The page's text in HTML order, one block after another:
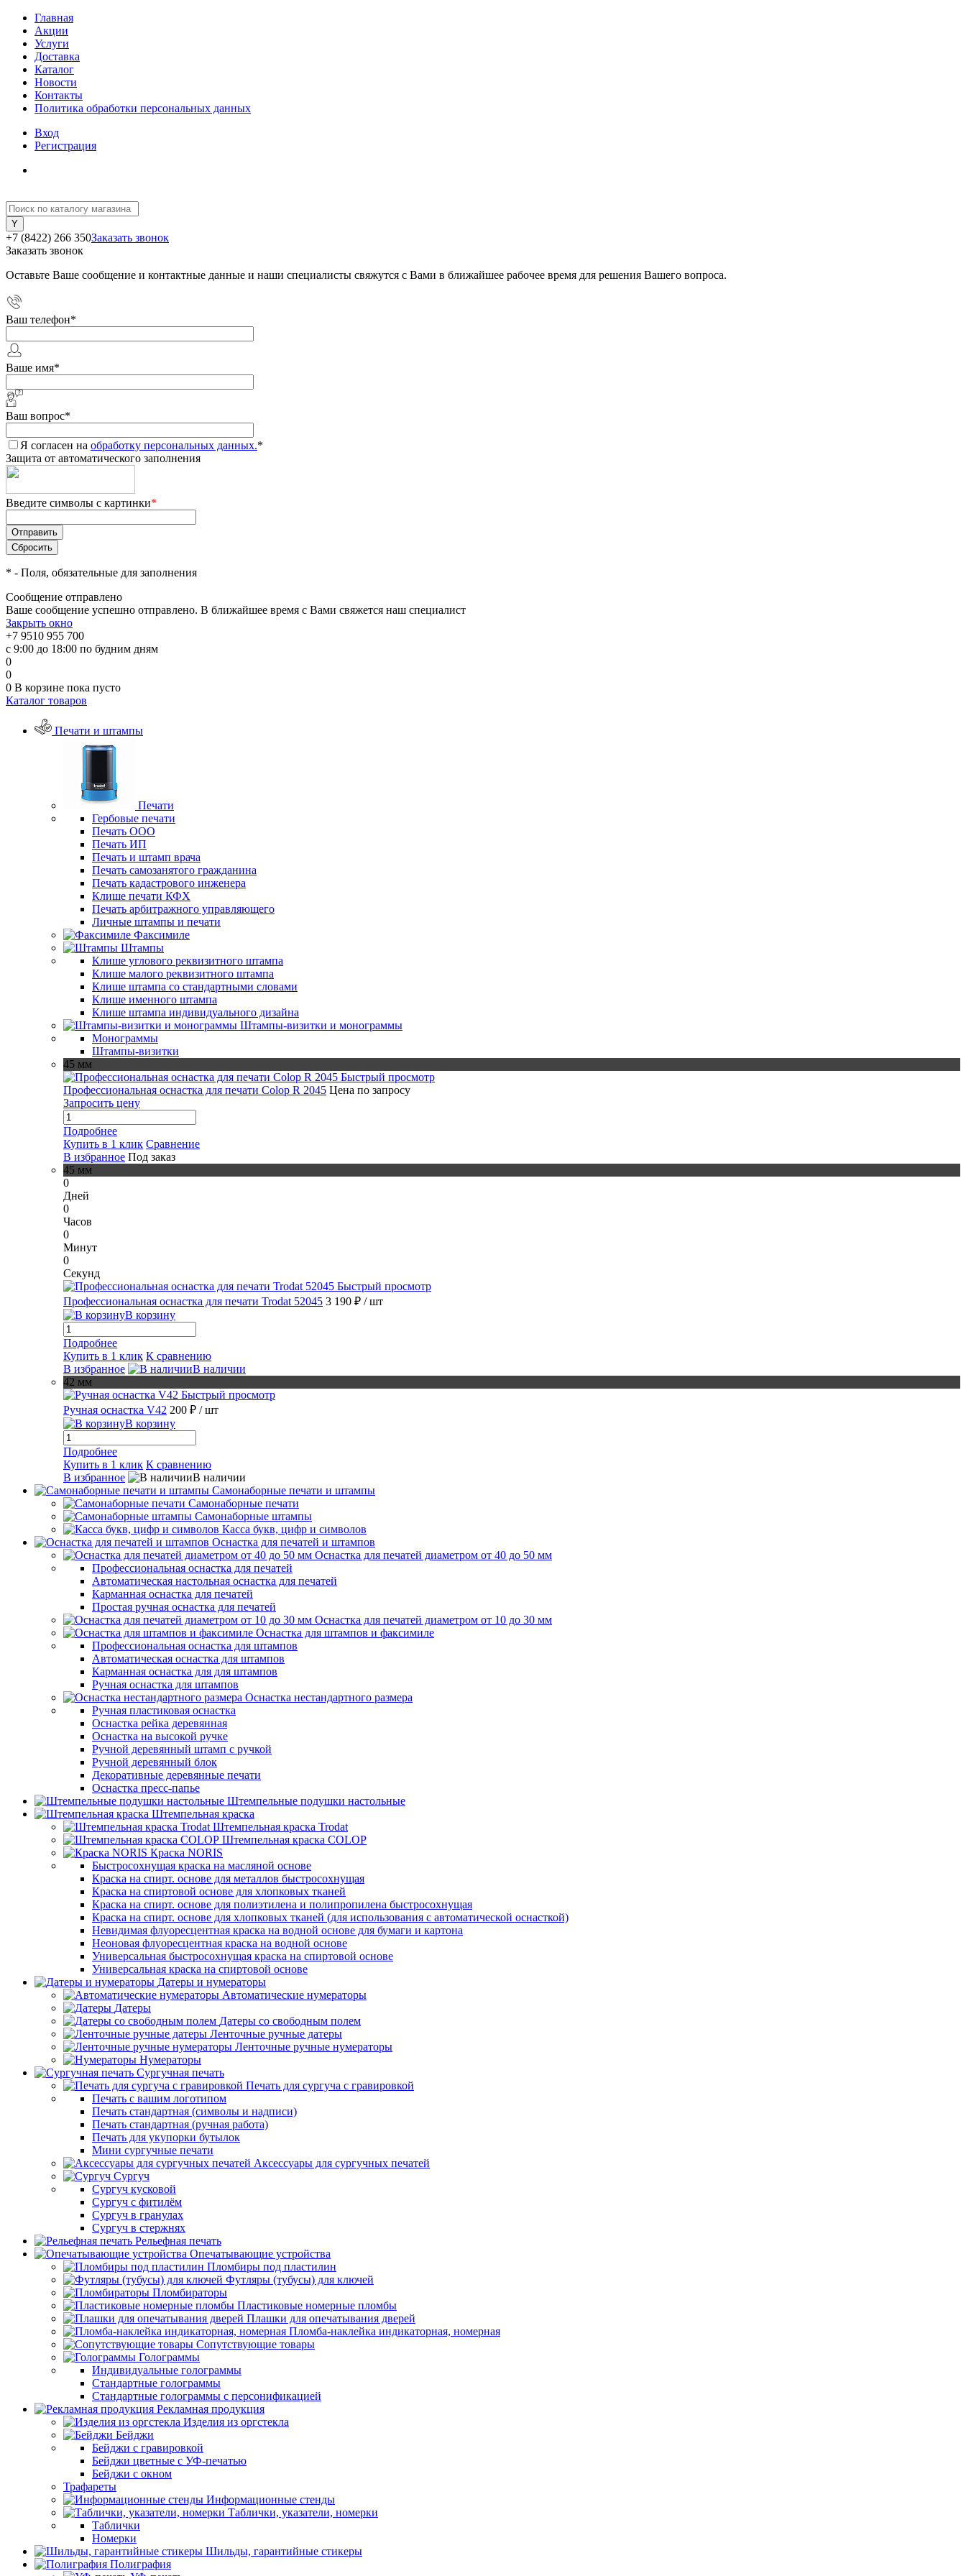
Главная
Акции
Услуги
Доставка
Каталог
Новости
Контакты
Политика обработки персональных данных
Вход
Регистрация
+7 (8422) 266 350Заказать звонок
Заказать звонок
Оставьте Ваше сообщение и контактные данные и наши специалисты свяжутся с Вами в ближайшее рабочее время для решения Вашего вопроса.
Ваш телефон*
Ваше имя*
Ваш вопрос*
Я согласен на обработку персональных данных.*
Защита от автоматического заполнения
Введите символы с картинки*
* - Поля, обязательные для заполнения
Сообщение отправлено
Ваше сообщение успешно отправлено. В ближайшее время с Вами свяжется наш специалист
Закрыть окно
+7 9510 955 700
с 9:00 до 18:00 по будним дням
0
0
0 В корзине пока пусто
Каталог товаров
Печати и штампы
Печати
Гербовые печати
Печать ООО
Печать ИП
Печать и штамп врача
Печать самозанятого гражданина
Печать кадастрового инженера
Клише печати КФХ
Печать арбитражного управляющего
Личные штампы и печати
Факсимиле
Штампы
Клише углового реквизитного штампа
Клише малого реквизитного штампа
Клише штампа со стандартными словами
Клише именного штампа
Клише штампа индивидуального дизайна
Штампы-визитки и монограммы
Монограммы
Штампы-визитки
45 мм
Быстрый просмотр
Профессиональная оснастка для печати Colop R 2045 Цена по запросу
Запросить цену
Подробнее
Купить в 1 клик Сравнение
В избранное Под заказ
45 мм
0
Дней
0
Часов
0
Минут
0
Секунд
Быстрый просмотр
Профессиональная оснастка для печати Trodat 52045 3 190 ₽ / шт
В корзину
Подробнее
Купить в 1 клик К сравнению
В избранное
В наличии
42 мм
Быстрый просмотр
Ручная оснастка V42 200 ₽ / шт
В корзину
Подробнее
Купить в 1 клик К сравнению
В избранное
В наличии
Самонаборные печати и штампы
Самонаборные печати
Самонаборные штампы
Касса букв, цифр и символов
Оснастка для печатей и штампов
Оснастка для печатей диаметром от 40 до 50 мм
Профессиональная оснастка для печатей
Автоматическая настольная оснастка для печатей
Карманная оснастка для печатей
Простая ручная оснастка для печатей
Оснастка для печатей диаметром от 10 до 30 мм
Оснастка для штампов и факсимиле
Профессиональная оснастка для штампов
Автоматическая оснастка для штампов
Карманная оснастка для для штампов
Ручная оснастка для штампов
Оснастка нестандартного размера
Ручная пластиковая оснастка
Оснастка рейка деревянная
Оснастка на высокой ручке
Ручной деревянный штамп с ручкой
Ручной деревянный блок
Декоративные деревянные печати
Оснастка пресс-папье
Штемпельные подушки настольные
Штемпельная краска
Штемпельная краска Trodat
Штемпельная краска COLOP
Краска NORIS
Быстросохнущая краска на масляной основе
Краска на спирт. основе для металлов быстросохнущая
Краска на спиртовой основе для хлопковых тканей
Краска на спирт. основе для полиэтилена и полипропилена быстросохнущая
Краска на спирт. основе для хлопковых тканей (для использования с автоматической оснасткой)
Невидимая флуоресцентная краска на водной основе для бумаги и картона
Неоновая флуоресцентная краска на водной основе
Универсальная быстросохнущая краска на спиртовой основе
Универсальная краска на спиртовой основе
Датеры и нумераторы
Автоматические нумераторы
Датеры
Датеры со свободным полем
Ленточные ручные датеры
Ленточные ручные нумераторы
Нумераторы
Сургучная печать
Печать для сургуча с гравировкой
Печать с вашим логотипом
Печать стандартная (символы и надписи)
Печать стандартная (ручная работа)
Печать для укупорки бутылок
Мини сургучные печати
Аксессуары для сургучных печатей
Сургуч
Сургуч кусковой
Сургуч с фитилём
Сургуч в гранулах
Сургуч в стержнях
Рельефная печать
Опечатывающие устройства
Пломбиры под пластилин
Футляры (тубусы) для ключей
Пломбираторы
Пластиковые номерные пломбы
Плашки для опечатывания дверей
Пломба-наклейка индикаторная, номерная
Сопутствующие товары
Голограммы
Индивидуальные голограммы
Стандартные голограммы
Стандартные голограммы с персонификацией
Рекламная продукция
Изделия из оргстекла
Бейджи
Бейджи с гравировкой
Бейджи цветные с УФ-печатью
Бейджи с окном
Трафареты
Информационные стенды
Таблички, указатели, номерки
Таблички
Номерки
Шильды, гарантийные стикеры
Полиграфия